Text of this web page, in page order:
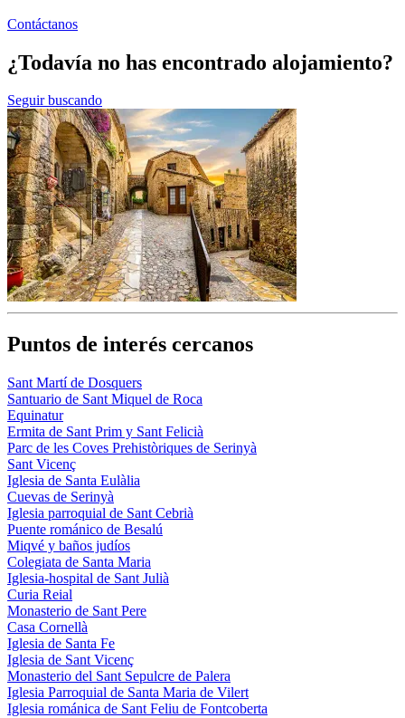
Contáctanos
¿Todavía no has encontrado alojamiento?
Seguir buscando
Puntos de interés cercanos
Sant Martí de Dosquers
Santuario de Sant Miquel de Roca
Equinatur
Ermita de Sant Prim y Sant Felicià
Parc de les Coves Prehistòriques de Serinyà
Sant Vicenç
Iglesia de Santa Eulàlia
Cuevas de Serinyà
Iglesia parroquial de Sant Cebrià
Puente románico de Besalú
Miqvé y baños judíos
Colegiata de Santa Maria
Iglesia-hospital de Sant Julià
Curia Reial
Monasterio de Sant Pere
Casa Cornellà
Iglesia de Santa Fe
Iglesia de Sant Vicenç
Monasterio del Sant Sepulcre de Palera
Iglesia Parroquial de Santa Maria de Vilert
Iglesia románica de Sant Feliu de Fontcoberta